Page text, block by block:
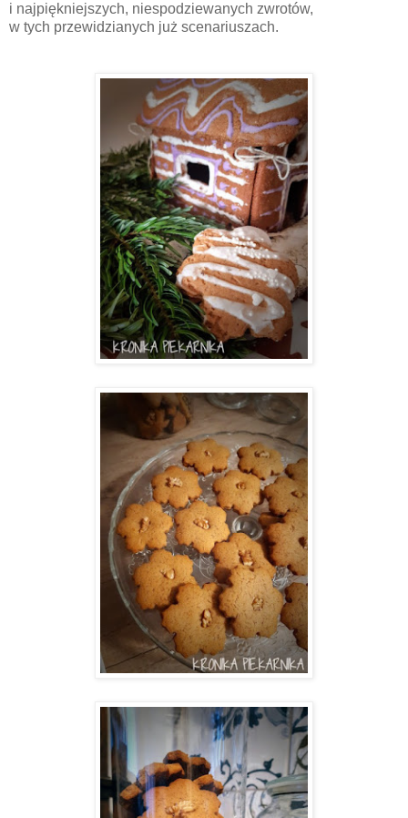
i najpiękniejszych, niespodziewanych zwrotów,
w tych przewidzianych już scenariuszach.